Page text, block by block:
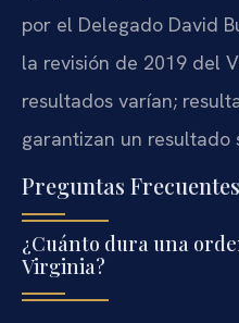
por el Delegado David
la revisión de 2019 del
resultados varían;
garantizan un resultado
Preguntas Frecuentes
¿Cuánto dura una
Virginia?